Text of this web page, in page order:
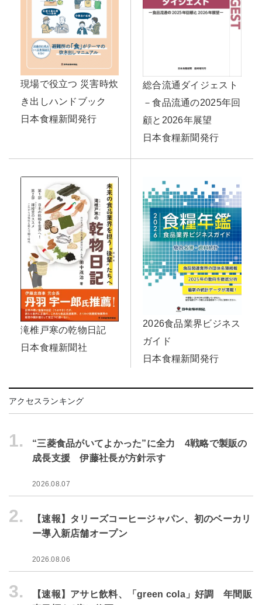
現場で役立つ 災害時炊
き出しハンドブック
日本食糧新聞発行
総合流通ダイジェスト
－食品流通の2025年回
顧と2026年展望
日本食糧新聞発行
滝椎戸寒の乾物日記
日本食糧新聞社
2026食品業界ビジネス
ガイド
日本食糧新聞発行
アクセスランキング
1.
“三菱食品がいてよかった”に全力 4戦略で製販の
成長支援 伊藤社長が方針示す
2026.08.07
2.
【速報】タリーズコーヒージャパン、初のベーカリ
ー導入新店舗オープン
2026.08.06
3.
【速報】アサヒ飲料、「green cola」好調 年間販